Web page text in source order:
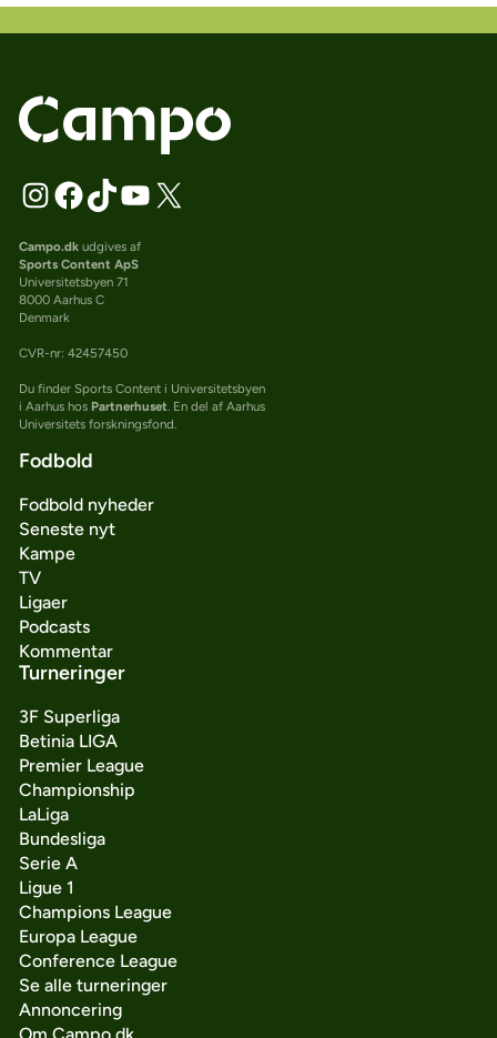
Campo.dkudgives af
Sports Content ApS
Universitetsbyen 71
8000 Aarhus C
Denmark
CVR-nr: 42457450
Du finder Sports Content i Universitetsbyen
i Aarhus hos Partnerhuset. En del af Aarhus
Universitets forskningsfond.
Fodbold
Fodbold nyheder
Seneste nyt
Kampe
TV
Ligaer
Podcasts
Kommentar
Turneringer
3F Superliga
Betinia LIGA
Premier League
Championship
LaLiga
Bundesliga
Serie A
Ligue 1
Champions League
Europa League
Conference League
Se alle turneringer
Annoncering